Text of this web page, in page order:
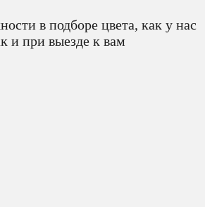
в подборе цвета, как у нас
и при выезде к вам